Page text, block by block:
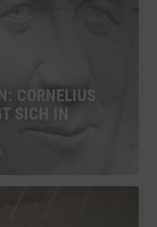
CORNELIUS
SICH IN